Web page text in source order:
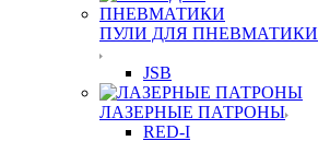
ПУЛИ ДЛЯ ПНЕВМАТИКИ
JSB
ЛАЗЕРНЫЕ ПАТРОНЫ
RED-I